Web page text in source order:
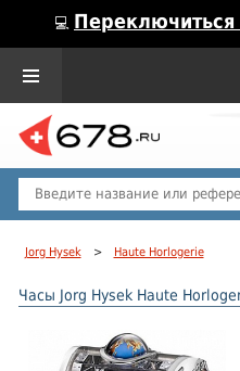
💻
Jorg Hysek > Haute Horlogerie
Часы Jorg Hysek Haute